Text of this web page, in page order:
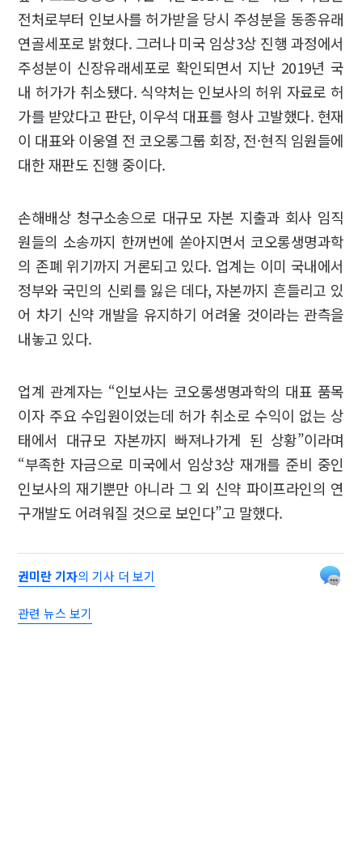
전처로부터 인보사를 허가받을 당시 주성분을 동종유래
연골세포로 밝혔다. 그러나 미국 임상3상 진행 과정에서
주성분이 신장유래세포로 확인되면서 지난 2019년 국
내 허가가 취소됐다. 식약처는 인보사의 허위 자료로 허
가를 받았다고 판단, 이우석 대표를 형사 고발했다. 현재
이 대표와 이웅열 전 코오롱그룹 회장, 전·현직 임원들에
대한 재판도 진행 중이다.
손해배상 청구소송으로 대규모 자본 지출과 회사 임직
원들의 소송까지 한꺼번에 쏟아지면서 코오롱생명과학
의 존폐 위기까지 거론되고 있다. 업계는 이미 국내에서
정부와 국민의 신뢰를 잃은 데다, 자본까지 흔들리고 있
어 차기 신약 개발을 유지하기 어려울 것이라는 관측을
내놓고 있다.
업계 관계자는 “인보사는 코오롱생명과학의 대표 품목
이자 주요 수입원이었는데 허가 취소로 수익이 없는 상
태에서 대규모 자본까지 빠져나가게 된 상황”이라며
“부족한 자금으로 미국에서 임상3상 재개를 준비 중인
인보사의 재기뿐만 아니라 그 외 신약 파이프라인의 연
구개발도 어려워질 것으로 보인다”고 말했다.
권미란 기자의 기사 더 보기
관련 뉴스 보기